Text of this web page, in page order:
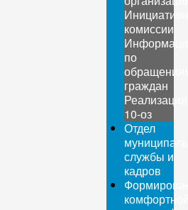
комиссии
по
граждан
Реализация
10-оз
Отдел
службы и
кадров